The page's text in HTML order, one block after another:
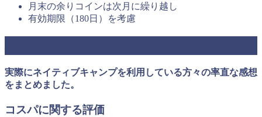
月末の余りコインは次月に繰り越し
有効期限（180日）を考慮
実際にネイティブキャンプを利用している方々の率直な感想
をまとめました。
コスパに関する評価